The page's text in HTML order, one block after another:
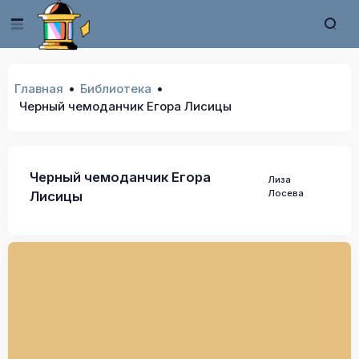
Главная
Библиотека
Черный чемоданчик Егора Лисицы
Черный чемоданчик Егора
Лисицы
Лиза
Лосева